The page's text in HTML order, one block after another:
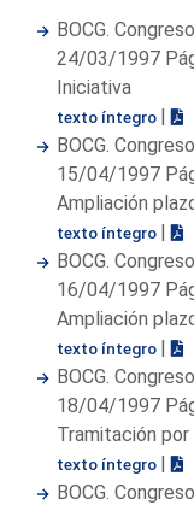
BOCG.
24/03/1997
Iniciativa
texto íntegro |
BOCG.
15/04/1997
Ampliación
texto íntegro |
BOCG.
16/04/1997
Ampliación
texto íntegro |
BOCG.
18/04/1997
Tramitación
texto íntegro |
BOCG.